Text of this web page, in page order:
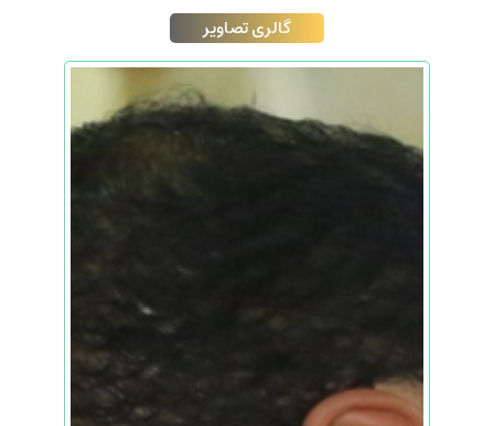
گالری تصاویر